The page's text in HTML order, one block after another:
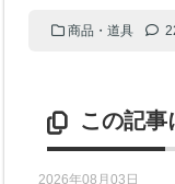
商品・道具
この記事
2026年08月03日